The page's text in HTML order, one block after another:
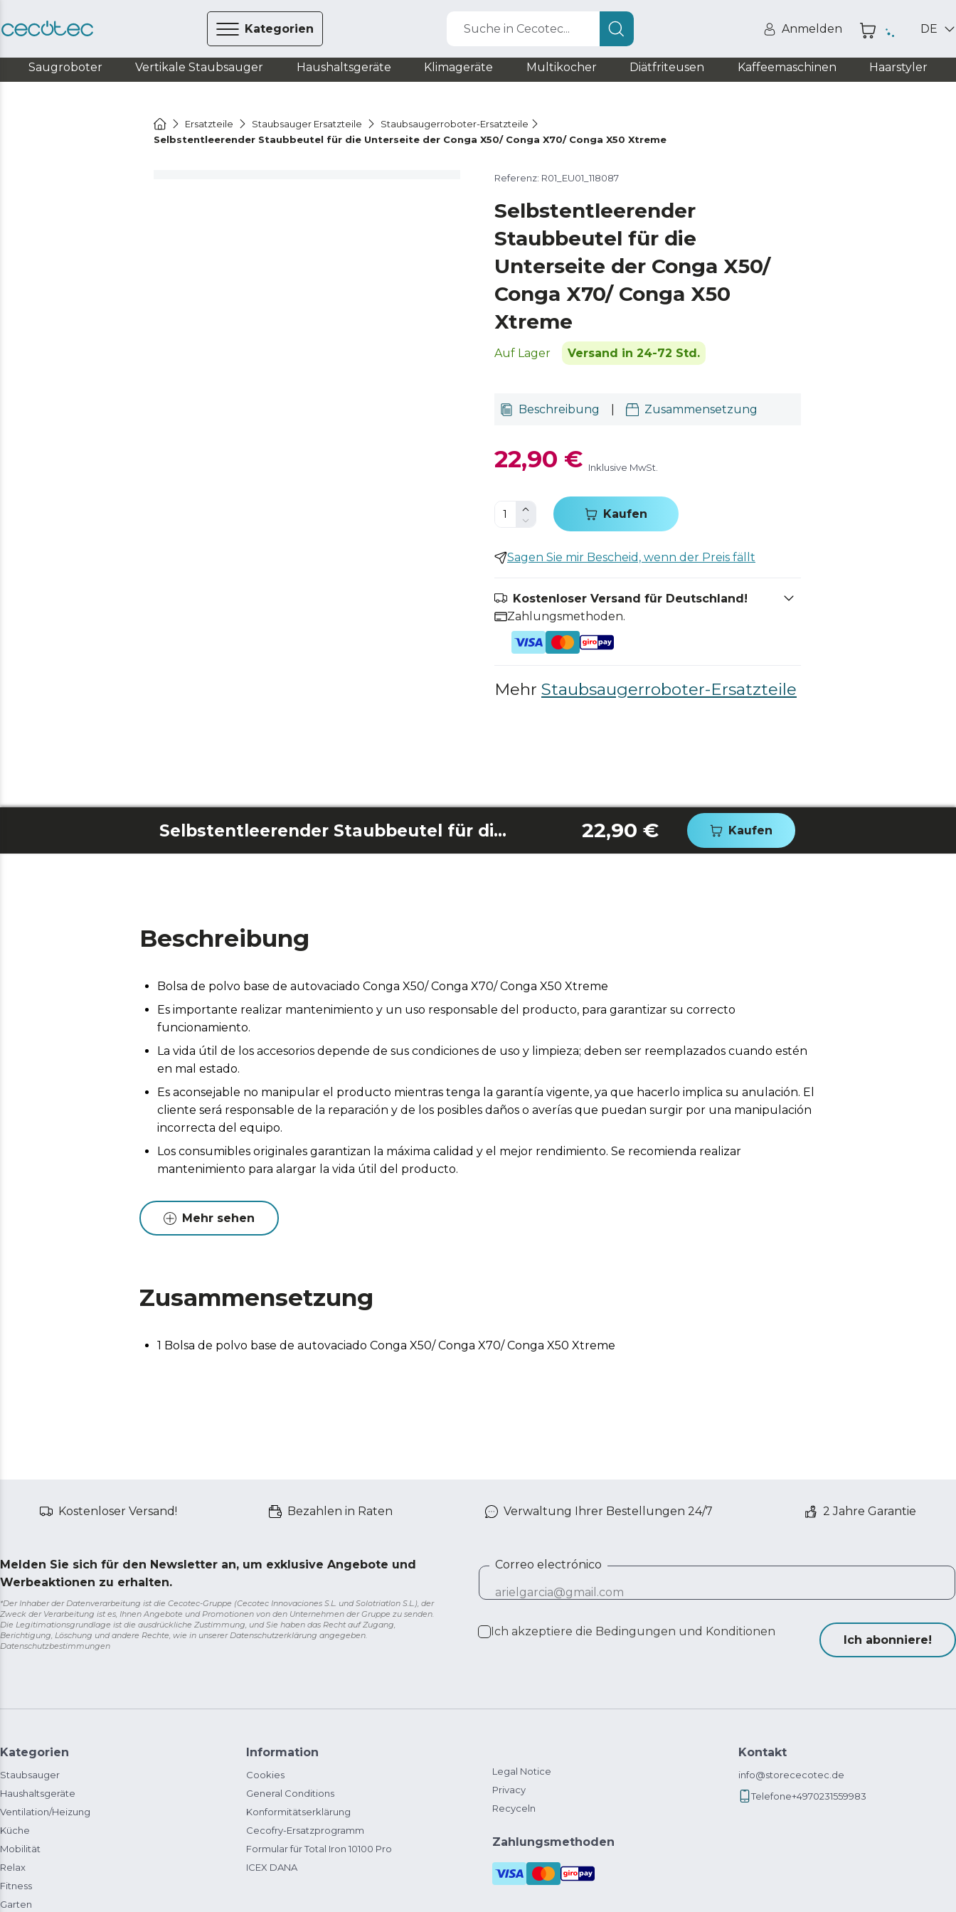
Kategorien Suche in Cecotec... Anmelden DE
Saugroboter Vertikale Staubsauger Haushaltsgeräte Klimageräte Multikocher Diätfriteusen Kaffeemaschinen Haarstyler
Ersatzteile Staubsauger Ersatzteile
Staubsaugerroboter-Ersatzteile
Selbstentleerender Staubbeutel für die Unterseite der Conga X50/ Conga X70/ Conga X50 Xtreme
Referenz: R01_EU01_118087
Selbstentleerender
Staubbeutel für die
Unterseite der Conga X50/
Conga X70/ Conga X50
Xtreme
Auf Lager Versand in 24-72 Std.
Beschreibung Zusammensetzung
22,90 € Inklusive MwSt.
Kaufen
Sagen Sie mir Bescheid, wenn der Preis fällt
Kostenloser Versand für Deutschland!
Zahlungsmethoden.
Mehr Staubsaugerroboter-Ersatzteile
Selbstentleerender Staubbeutel für die Unterseite der Conga X50/ Conga X70/ Conga X50 Xtreme 22,90 € Kaufen
Beschreibung
Bolsa de polvo base de autovaciado Conga X50/ Conga X70/ Conga X50 Xtreme
Es importante realizar mantenimiento y un uso responsable del producto, para garantizar su correcto
funcionamiento.
La vida útil de los accesorios depende de sus condiciones de uso y limpieza; deben ser reemplazados cuando estén
en mal estado.
Es aconsejable no manipular el producto mientras tenga la garantía vigente, ya que hacerlo implica su anulación. El
cliente será responsable de la reparación y de los posibles daños o averías que puedan surgir por una manipulación
incorrecta del equipo.
Los consumibles originales garantizan la máxima calidad y el mejor rendimiento. Se recomienda realizar
mantenimiento para alargar la vida útil del producto.
Mehr sehen
Zusammensetzung
1 Bolsa de polvo base de autovaciado Conga X50/ Conga X70/ Conga X50 Xtreme
Kostenloser Versand! Bezahlen in Raten Verwaltung Ihrer Bestellungen 24/7 2 Jahre Garantie
Melden Sie sich für den Newsletter an, um exklusive Angebote und
Werbeaktionen zu erhalten.
*Der Inhaber der Datenverarbeitung ist die Cecotec-Gruppe (Cecotec Innovaciones S.L. und Solotriatlon S.L.), der
Zweck der Verarbeitung ist es, Ihnen Angebote und Promotionen von den Unternehmen der Gruppe zu senden.
Die Legitimationsgrundlage ist die ausdrückliche Zustimmung, und Sie haben das Recht auf Zugang,
Berichtigung, Löschung und andere Rechte, wie in unserer Datenschutzerklärung angegeben.
Datenschutzbestimmungen
Correo electrónico
Ich akzeptiere die Bedingungen und Konditionen
Ich abonniere!
Kategorien
Staubsauger
Haushaltsgeräte
Ventilation/Heizung
Küche
Mobilität
Relax
Fitness
Garten
Information
Cookies
General Conditions
Konformitätserklärung
Cecofry-Ersatzprogramm
Formular für Total Iron 10100 Pro
ICEX DANA
Legal Notice
Privacy
Recyceln
Zahlungsmethoden
Kontakt
info@storececotec.de
Telefone+4970231559983